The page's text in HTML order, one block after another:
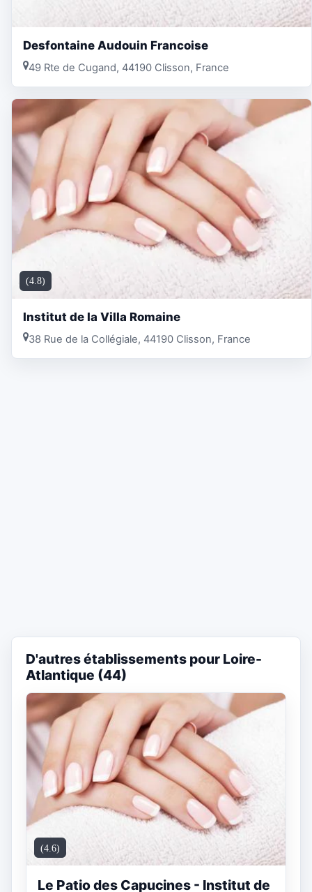
Desfontaine Audouin Francoise
49 Rte de Cugand, 44190 Clisson, France
(4.8)
Institut de la Villa Romaine
38 Rue de la Collégiale, 44190 Clisson, France
D'autres établissements pour Loire-
Atlantique (44)
(4.6)
Le Patio des Capucines - Institut de